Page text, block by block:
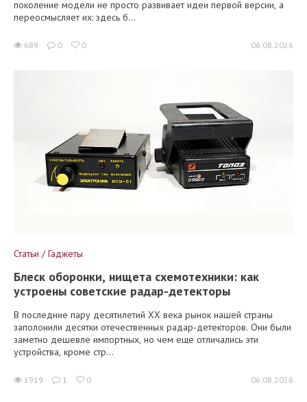
поколение модели не просто развивает идеи первой версии, а
переосмысляет их: здесь б...
689 0 0 06.08.2026
Статьи / Гаджеты
Блеск оборонки, нищета схемотехники: как
устроены советские радар-детекторы
В последние пару десятилетий XX века рынок нашей страны
заполонили десятки отечественных радар-детекторов. Они были
заметно дешевле импортных, но чем еще отличались эти
устройства, кроме стр...
1919 1 0 06.08.2026